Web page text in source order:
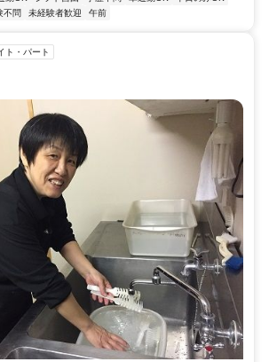
不問 未経験者歓迎 午前
ト・パート